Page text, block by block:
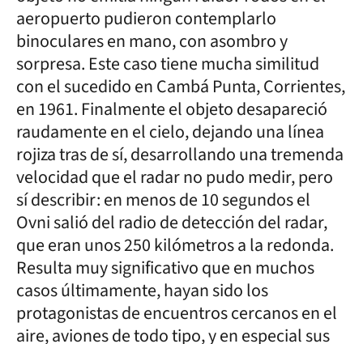
aeropuerto pudieron contemplarlo
binoculares en mano, con asombro y
sorpresa. Este caso tiene mucha similitud
con el sucedido en Cambá Punta, Corrientes,
en 1961. Finalmente el objeto desapareció
raudamente en el cielo, dejando una línea
rojiza tras de sí, desarrollando una tremenda
velocidad que el radar no pudo medir, pero
sí describir: en menos de 10 segundos el
Ovni salió del radio de detección del radar,
que eran unos 250 kilómetros a la redonda.
Resulta muy significativo que en muchos
casos últimamente, hayan sido los
protagonistas de encuentros cercanos en el
aire, aviones de todo tipo, y en especial sus